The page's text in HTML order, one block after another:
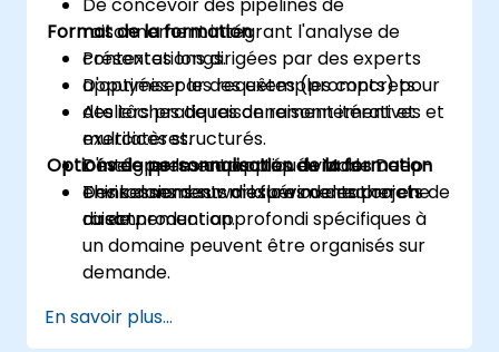
raisonnement intégrant l'analyse de
contextes longs.
D'optimiser les requêtes (prompts) pour
des tâches de raisonnement itératives et
multilatères.
D'intégrer les capacités du Mode Deep-
Think dans des workflows de recherche
ou de production.
Format de la formation
Présentations dirigées par des experts
appuyées par des exemples concrets.
Ateliers pratiques de raisonnement et
exercices structurés.
Développement appliqué via des
environnements d'expérimentation en
direct.
Options de personnalisation de la formation
Des sessions sur mesure ou des projets de
raisonnement approfondi spécifiques à
un domaine peuvent être organisés sur
demande.
En savoir plus...